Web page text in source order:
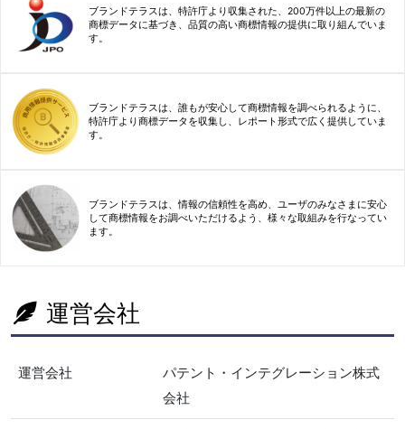
ブランドテラスは、特許庁より収集された、200万件以上の最新の
商標データに基づき、品質の高い商標情報の提供に取り組んでいま
す。
ブランドテラスは、誰もが安心して商標情報を調べられるように、
特許庁より商標データを収集し、レポート形式で広く提供していま
す。
ブランドテラスは、情報の信頼性を高め、ユーザのみなさまに安心
して商標情報をお調べいただけるよう、様々な取組みを行なってい
ます。
運営会社
運営会社
パテント・インテグレーション株式
会社